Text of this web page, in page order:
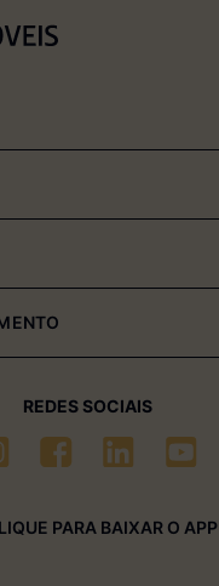
Devolução
às 17:30hrs)
à sexta-feira)
REDES SOCIAIS
PARA BAIXAR O APP